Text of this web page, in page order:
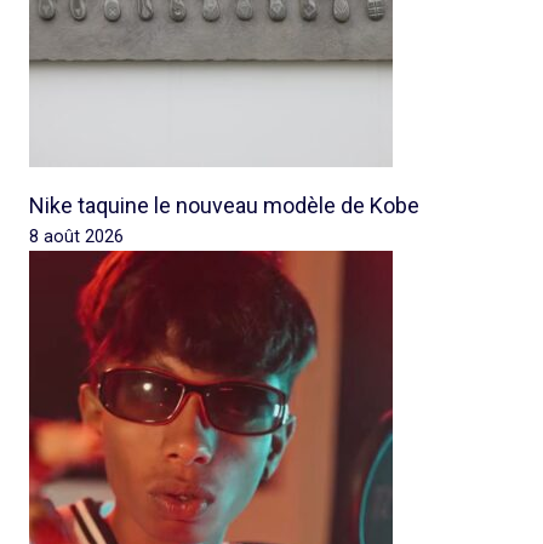
Nike taquine le nouveau modèle de Kobe
8 août 2026